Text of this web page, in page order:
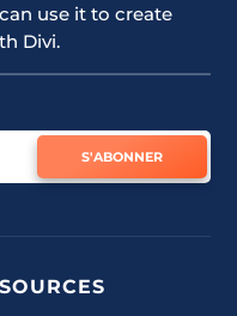
use it to create
Divi.
S'ABONNER